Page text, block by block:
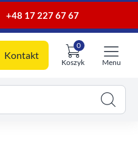
+48 17 227 67 67
Kontakt
Koszyk
0
Menu